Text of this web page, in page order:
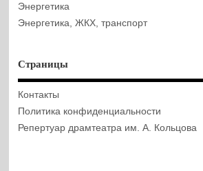
Энергетика
Энергетика, ЖКХ, транспорт
Страницы
Контакты
Политика конфиденциальности
Репертуар драмтеатра им. А. Кольцова